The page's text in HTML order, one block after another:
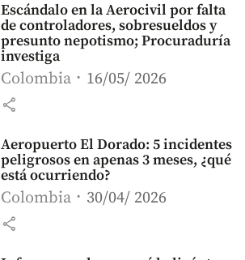
Escándalo en la Aerocivil por falta
de controladores, sobresueldos y
presunto nepotismo; Procuraduría
investiga
Colombia 16/05/ 2026
share
Aeropuerto El Dorado: 5 incidentes
peligrosos en apenas 3 meses, ¿qué
está ocurriendo?
Colombia 30/04/ 2026
share